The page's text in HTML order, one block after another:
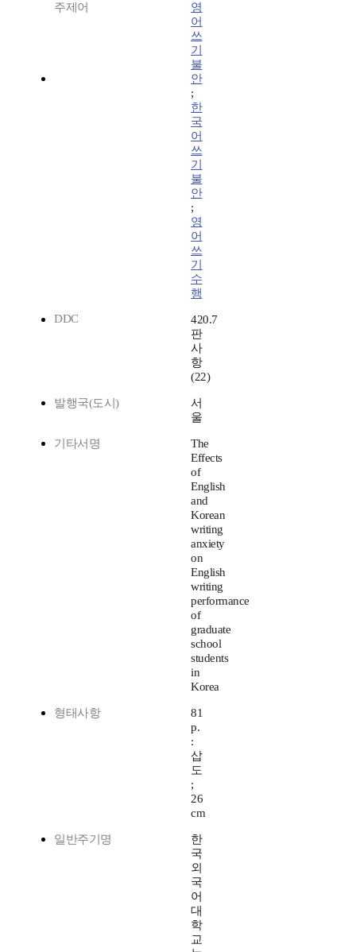
주제어
영
어
쓰
기
불
안
;
한
국
어
쓰
기
불
안
;
영
어
쓰
기
수
행
DDC
420.7
판
사
항
(22)
발행국(도시)
서
울
기타서명
The
Effects
of
English
and
Korean
writing
anxiety
on
English
writing
performance
of
graduate
school
students
in
Korea
형태사항
81
p.
:
삽
도
;
26
cm
일반주기명
한
국
외
국
어
대
학
교